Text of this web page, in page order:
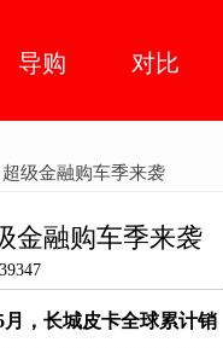
导购 对比
级金融购车季来袭
金融购车季来袭
月，长城皮卡全球累计销